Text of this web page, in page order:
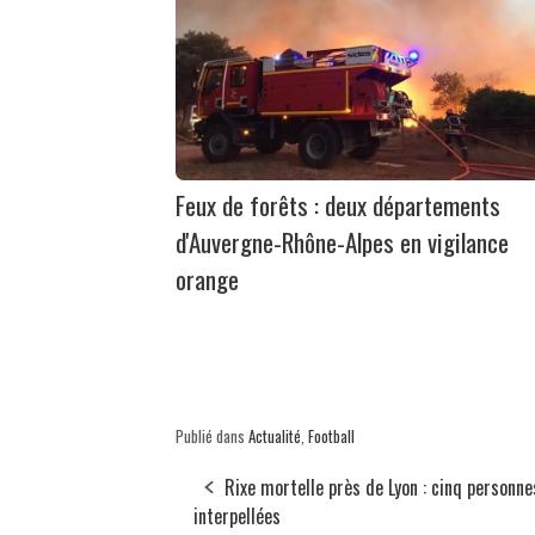
Feux de forêts : deux départements
d'Auvergne-Rhône-Alpes en vigilance
orange
Publié dans Actualité Football
Rixe mortelle près de Lyon : cinq
interpellées